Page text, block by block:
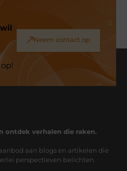
Neem contact op
ontdek verhalen die raken.
aan blogs en artikelen die
perspectieven belichten.